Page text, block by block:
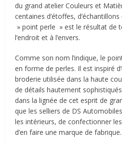
du grand atelier Couleurs et
centaines d’étoffes,
» point perle » est le résultat de
l’endroit et à l’envers.
Comme son nom l’indique, le
en forme de perles. Il est inspiré
broderie utilisée dans la haute
de détails hautement
dans la lignée de cet esprit de
que les selliers de DS
les intérieurs, de confectionner
d’en faire une marque de fabrique.